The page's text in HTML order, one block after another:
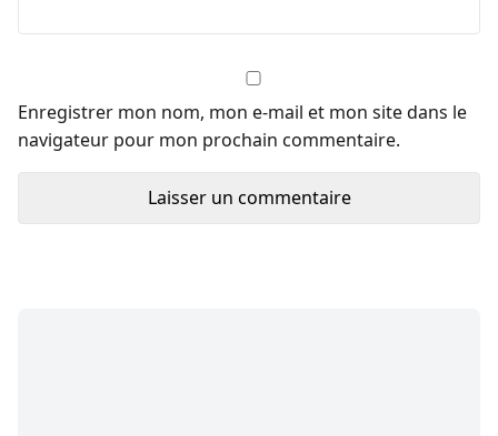
Enregistrer mon nom, mon e-mail et mon site dans le
navigateur pour mon prochain commentaire.